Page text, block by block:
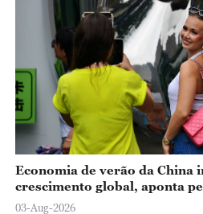
Economia de verão da China
crescimento global, aponta
03-Aug-2026